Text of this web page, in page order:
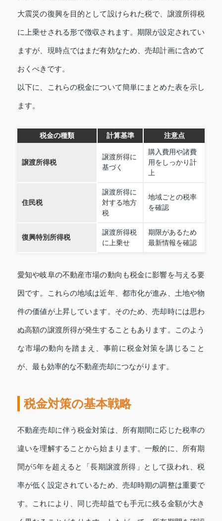
大震災の復興を目的として設けられた税で、譲渡所得税
に上乗せされる形で徴収されます。期限が設定されてい
ますが、現時点ではまだ有効なため、売却計画に含めて
おくべきです。
以下に、これらの税金について簡単にまとめた表を示し
ます。
税金の種類 計算基準 注意点
譲渡所得税
譲渡所得に
基づく
購入費用や諸費
用をしっかり計
上
住民税
譲渡所得に
対する地方
税
地域ごとの税率
を確認
復興特別所得税
譲渡所得税
に上乗せ
期限があるため
最新情報を確認
愛知や岐阜の不動産市場の動向も税金に影響を与える要
因です。これらの地域は近年、都市化が進み、土地や物
件の価値が上昇しています。そのため、売却時には思わ
ぬ高額の譲渡所得が発生することもあります。このよう
な市場の動向を踏まえ、事前に税金対策を講じること
が、最も効率的な不動産売却につながります。
税金対策の基本戦略
不動産売却に伴う税金対策は、所有期間に応じた税率の
違いを理解することから始まります。一般的に、所有期
間が5年を超えると「長期譲渡所得」として扱われ、税
率が低く設定されているため、売却時期の調整は重要で
す。これにより、同じ売却益でも手元に残る金額が大き